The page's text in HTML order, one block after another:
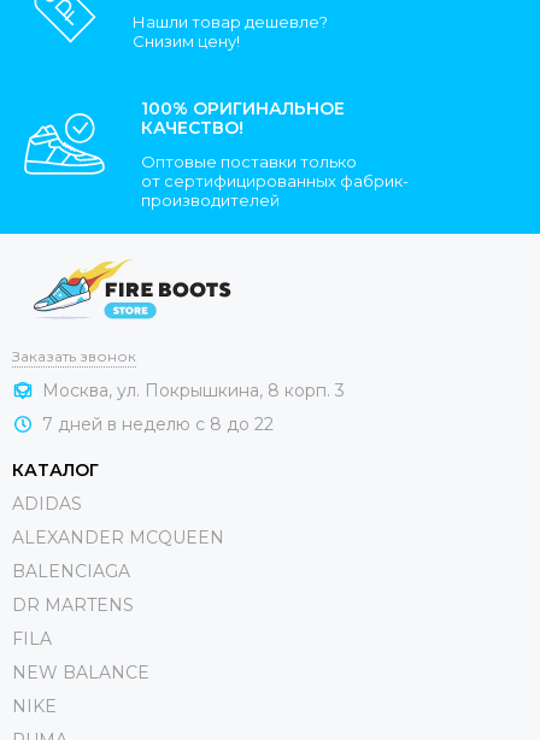
Нашли товар дешевле?
Снизим цену!
100% ОРИГИНАЛЬНОЕ
КАЧЕСТВО!
Оптовые поставки только
от сертифицированных фабрик-
производителей
Заказать звонок
Москва, ул. Покрышкина, 8 корп. 3
7 дней в неделю с 8 до 22
КАТАЛОГ
ADIDAS
ALEXANDER MCQUEEN
BALENCIAGA
DR MARTENS
FILA
NEW BALANCE
NIKE